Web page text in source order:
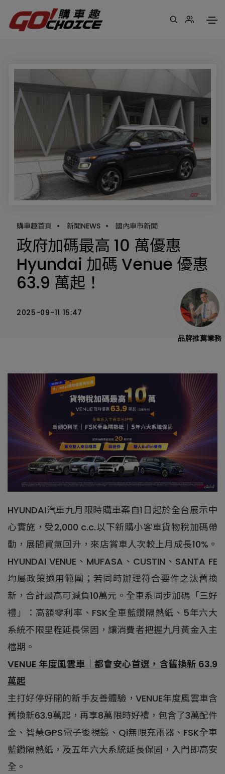
購車趣首頁 • 新聞NEWS • 國內車市新聞
政府加碼最高 10 萬優惠
Hyundai 加碼 Venue 優惠
63.9 萬起！
2025-09-11 15:47
HYUNDAI汽車九月限時購車案自1日起於全台展示中
心實施，受2,000 c.c.以下新購小客車貨物稅加碼帶
動，展間買氣回升，來店賞車人次較上月成長10%。
HYUNDAI VENUE、MUFASA、CUSTIN、SANTA FE
均屬政策適用範圍；若同時辦理符合要件之汰舊換
新，合計最高可減負10萬元。全車系同步加碼「三好
禮」：高額零利率、FSK全車藍鑽隔熱紙、5年六大
系統不限里程延長保固，讓消費者把握九月黃金入主
檔期。
VENUE 年度風雲車｜都會安心首選，含舊換新 63.9
萬起
主打好停好開的新手友善體驗，VENUE年度風雲車含
舊換新63.9萬起，再享8萬限時好禮，包含了3萬配件
金、智慧GPS電子後視鏡、Qi無限充電器、FSK全車
藍鑽隔熱紙，及五年六大系統延長保固，入門即高安
全。
品牌推薦業務